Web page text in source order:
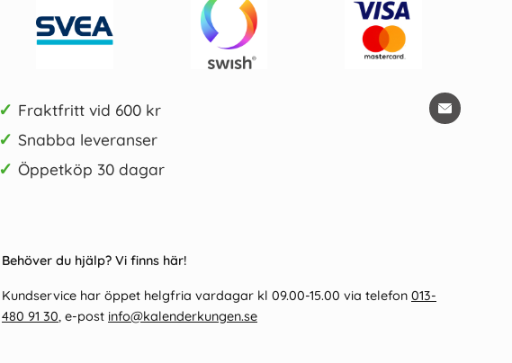
159 kr/st 35 kr/st
✓ Fraktfritt vid 600 kr
✓ Snabba leveranser
✓ Öppetköp 30 dagar
Behöver du hjälp? Vi finns här!
Kundservice har öppet helgfria vardagar kl 09.00-15.00 via telefon 013-
480 91 30, e-post info@kalenderkungen.se